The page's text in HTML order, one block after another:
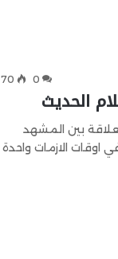
0
70
الحديث
بين المشهد
اوقات الازمات واحدة